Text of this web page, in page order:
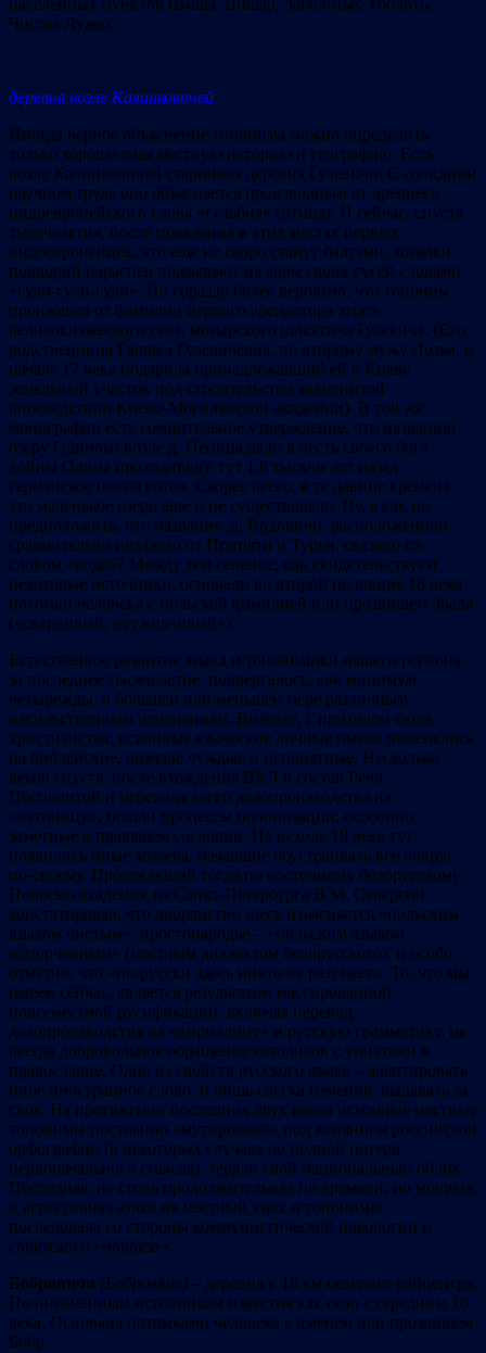
населенных пунктов (Виша, Вишар, Заболотье, Уболоть,
Чистая Лужа).
деревня возле Калинковичей
Иногда верное объяснение топонима можно определить
только хорошо зная местную историю и географию. Есть
возле Калинковичей старинная деревня Гулевичи. С солидном
научном труде оно объясняется производным от древнего
индоевропейского слова «гульбия» (птица). И сейчас, спустя
тысячелетия, после появления в этих местах первых
индоевропейцев, что еще не скоро станут балтами, хозяйки
подворий нараспев подзывают на корм своих гусей словами
«гули-гули-гули». Но гораздо более вероятно, что топоним
произошел от фамилии первого арендатора этого
великокняжеского села, мозырского шляхтича Гулевича. (Его
родственница Галшка Гулевичевна, по второму мужу Лозка, в
начале 17 века подарила принадлежавший ей в Киеве
земельный участок под строительство знаменитой
впоследствии Киево-Могилянской академии). В той же
монографии есть сомнительное утверждение, что названию
озеру Одиноко возле д. Пеница дали в честь своего бога
войны Одина проходившее тут 1,8 тысячи лет назад
германское племя готов. Скорее всего, в те давние времена
это маленькое озеро еще и не существовало. Ну, а как не
предположить, что название д. Водовичи, расположенной
сравнительно недалеко от Припяти и Турьи, связано со
словом «вода»? Между тем селение, как свидетельствуют
некоторые источники, основали во второй половине 18 века
потомки человека с польской фамилией или прозвищем Звада
(«сварливый, неуживчивый»).
Естественное развитие языка и топонимики нашего региона
за последнее тысячелетие, подвергалось, как минимум
четырежды, в большей или меньшей мере различным
насильственным изменениям. Вначале, с приходом сюда
христианства, исконные языческие личные имена поменялись
на библейские, вначале чуждые и непонятные. Несколько
веков спустя, после вхождения ВКЛ в состав Речи
Посполитой и перевода всего делопроизводства на
«латиницу», пошли процессы полонизации, особенно
заметные в правящем сословии. На исходе 18 века тут
появились иные хозяева, начавшие обустраивать все вокруг
по-своему. Проезжавший тогда по восточному белорусскому
Полесью академик из Санкт-Петербурга В.М. Севергин
констатировал, что дворянство здесь изъясняется «польским
языком чистым», простонародье – «польским языком
испорченным» (местным диалектом белорусского), и особо
отметил, что «по-русски здесь никто не разумеет». То, что мы
имеем сейчас, является результатом массированной,
повсеместной русификации, включая перевод
делопроизводства на «кириллицу» и русскую грамматику, не
всегда добровольное обращение католиков с униатами в
православие. Одно из свойств русского языка – адаптировать
иное иностранное слово, и лишь слегка изменив, выдавать за
свое. На протяжении последних двух веков исконные местные
топонимы постоянно «мутировали» под влиянием российской
орфографии (в некоторых случаях до полной потери
первоначального смысла), теряли свой национальный облик.
Последняя, не столь продолжительная по времени, но мощная
и агрессивная атака на местный язык и топонимы
последовала со стороны коммунистической идеологии и
советского «новояза».
Бобровичи (Бабровічы) – деревня в 18 км севернее райцентра.
По письменным источникам известна как село с середины 16
века. Основана потомками человека с именем или прозвищем
Бобр.